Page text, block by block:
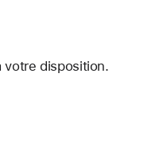
votre disposition.